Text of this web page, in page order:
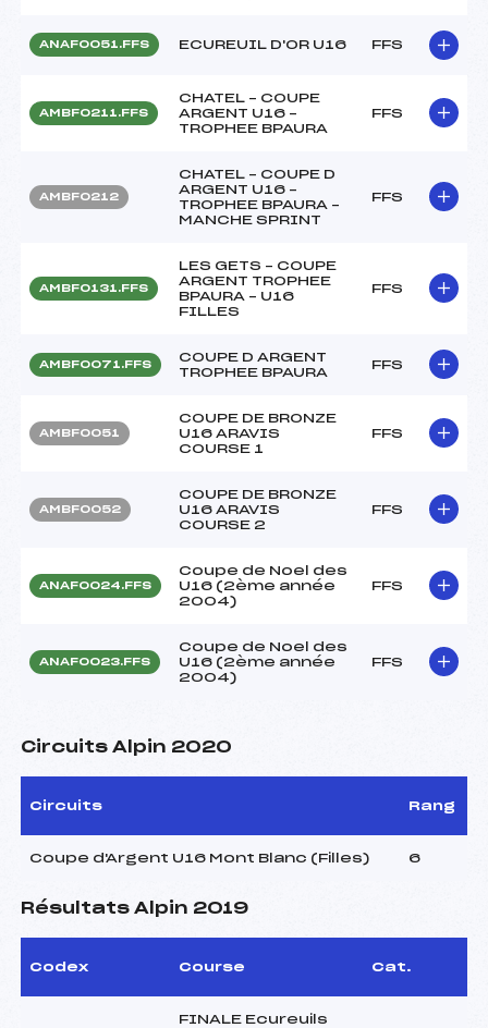
ANAF0051.FFS ECUREUIL D'OR U16 FFS
AMBF0211.FFS
CHATEL – COUPE
ARGENT U16 –
TROPHEE BPAURA
FFS
AMBF0212
CHATEL – COUPE D
ARGENT U16 –
TROPHEE BPAURA –
MANCHE SPRINT
FFS
AMBF0131.FFS
LES GETS – COUPE
ARGENT TROPHEE
BPAURA – U16
FILLES
FFS
AMBF0071.FFS
COUPE D ARGENT
TROPHEE BPAURA
FFS
AMBF0051
COUPE DE BRONZE
U16 ARAVIS
COURSE 1
FFS
AMBF0052
COUPE DE BRONZE
U16 ARAVIS
COURSE 2
FFS
ANAF0024.FFS
Coupe de Noel des
U16 (2ème année
2004)
FFS
ANAF0023.FFS
Coupe de Noel des
U16 (2ème année
2004)
FFS
Circuits Alpin 2020
Circuits Rang
Coupe d'Argent U16 Mont Blanc (Filles) 6
Résultats Alpin 2019
Codex Course Cat.
FINALE Ecureuils